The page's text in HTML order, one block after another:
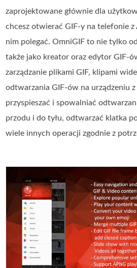
zaprojektowane głównie dla
chcesz otwierać GIF-y na telefonie z
nim polegać. OmniGIF to nie tylko
także jako kreator oraz edytor GIF-
zarządzanie plikami GIF, klipami
odtwarzania GIF-ów na urządzeniu
przyspieszać i spowalniać
przodu i do tyłu, odtwarzać klatka
wiele innych operacji zgodnie z